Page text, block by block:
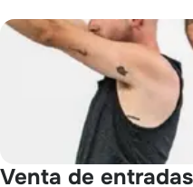
Venta de